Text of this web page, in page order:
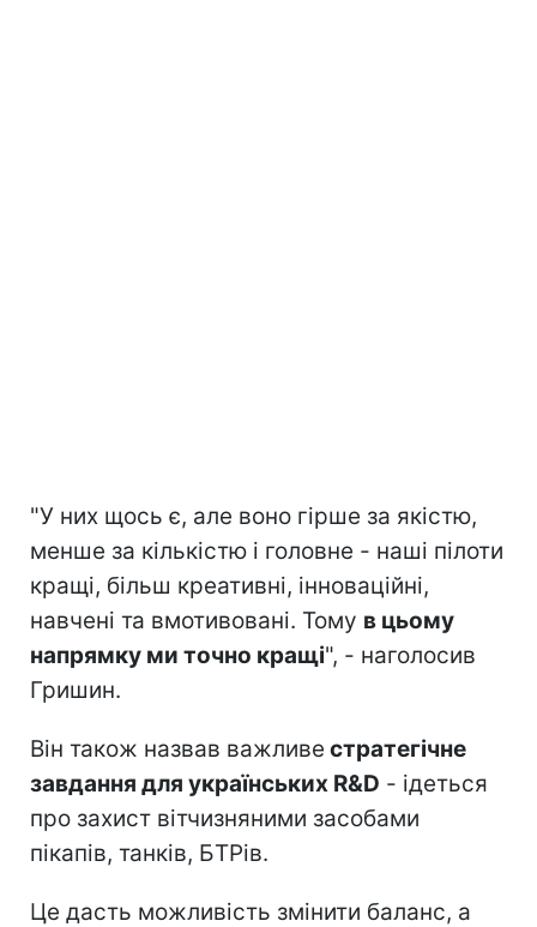
"У них щось є, але воно гірше за якістю,
менше за кількістю і головне - наші пілоти
кращі, більш креативні, інноваційні,
навчені та вмотивовані. Тому в цьому
напрямку ми точно кращі", - наголосив
Гришин.
Він також назвав важливе стратегічне
завдання для українських R&D - ідеться
про захист вітчизняними засобами
пікапів, танків, БТРів.
Це дасть можливість змінити баланс, а